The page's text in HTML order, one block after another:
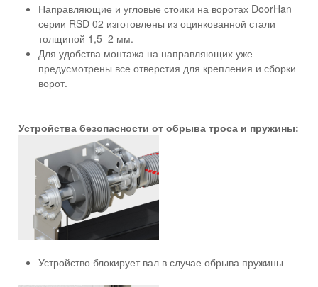
Направляющие и угловые стоики на воротах DoorHan
серии RSD 02 изготовлены из оцинкованной стали
толщиной 1,5–2 мм.
Для удобства монтажа на направляющих уже
предусмотрены все отверстия для крепления и сборки
ворот.
Устройства безопасности от обрыва троса и пружины:
Устройство блокирует вал в случае обрыва пружины